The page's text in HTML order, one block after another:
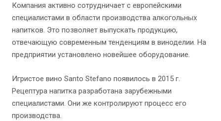
Компания активно сотрудничает с европейскими
специалистами в области производства алкогольных
напитков. Это позволяет выпускать продукцию,
отвечающую современным тенденциям в виноделии. На
предприятии установлено новейшее оборудование.
Игристое вино Santo Stefano появилось в 2015 г.
Рецептура напитка разработана зарубежными
специалистами. Они же контролируют процесс его
производства.